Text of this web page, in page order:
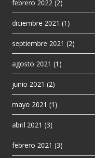
febrero 2022 (2)
diciembre 2021 (1)
septiembre 2021 (2)
agosto 2021 (1)
junio 2021 (2)
mayo 2021 (1)
abril 2021 (3)
febrero 2021 (3)